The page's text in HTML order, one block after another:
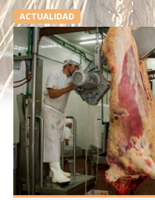
ACTUALIDAD